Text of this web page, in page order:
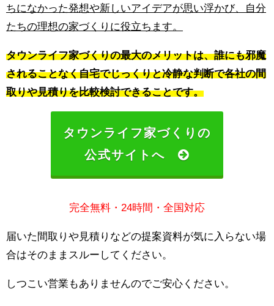
ちになかった発想や新しいアイデアが思い浮かび、自分
たちの理想の家づくりに役立ちます。
タウンライフ家づくりの最大のメリットは、誰にも邪魔
されることなく自宅でじっくりと冷静な判断で各社の間
取りや見積りを比較検討できることです。
タウンライフ家づくりの
公式サイトへ
完全無料・24時間・全国対応
届いた間取りや見積りなどの提案資料が気に入らない場
合はそのままスルーしてください。
しつこい営業もありませんのでご安心ください。